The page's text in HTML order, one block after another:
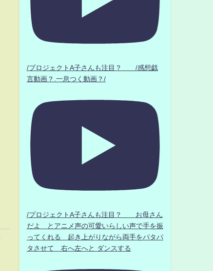
/プロジェクトA子さんも注目？ /感想戯
言動画？.一息つく動画？/
/プロジェクトA子さんも注目？ お母さん
だよ とアニメ声の可愛いらしい声で手を振
ってくれる 起き上がりながら両手をパタパ
タさせて 右へ左へと ダンスする